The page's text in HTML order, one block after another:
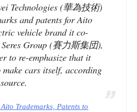
Technologies (華為技術)
and patents for Aito
vehicle brand it co-
Group (賽力斯集団),
to re-emphasize that it
cars itself, according
Trademarks, Patents to